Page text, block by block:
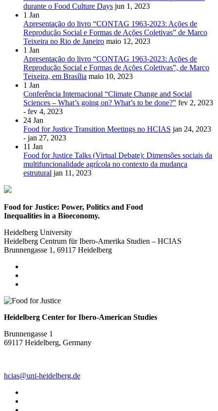
durante o Food Culture Days jun 1, 2023
1 Jan
Apresentação do livro “CONTAG 1963-2023: Ações de
Reprodução Social e Formas de Ações Coletivas” de Marco
Teixeira no Rio de Janeiro maio 12, 2023
1 Jan
Apresentação do livro “CONTAG 1963-2023: Ações de
Reprodução Social e Formas de Ações Coletivas”, de Marco
Teixeira, em Brasília maio 10, 2023
1 Jan
Conferência Internacional “Climate Change and Social
Sciences – What’s going on? What’s to be done?” fev 2, 2023
- fev 4, 2023
24 Jan
Food for Justice Transition Meetings no HCIAS jan 24, 2023
- jan 27, 2023
11 Jan
Food for Justice Talks (Virtual Debate): Dimensões sociais da
multifuncionalidade agrícola no contexto da mudança
estrutural jan 11, 2023
Food for Justice: Power, Politics and Food
Inequalities in a Bioeconomy.
Heidelberg University
Heidelberg Centrum für Ibero-Amerika Studien – HCIAS
Brunnengasse 1, 69117 Heidelberg
Heidelberg Center for Ibero-American Studies
Brunnengasse 1
69117 Heidelberg, Germany
hcias@uni-heidelberg.de